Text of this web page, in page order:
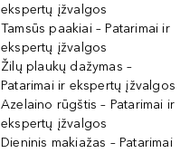
ekspertų įžvalgos
Tamsūs paakiai – Patarimai ir
ekspertų įžvalgos
Žilų plaukų dažymas –
Patarimai ir ekspertų įžvalgos
Azelaino rūgštis – Patarimai ir
ekspertų įžvalgos
Dieninis makiažas – Patarimai